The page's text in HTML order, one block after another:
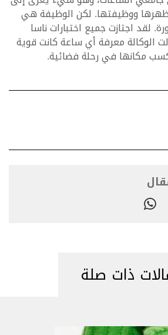
ووظيفتها. لكن الوظيفة هي
321 أسطورة. لقد اجتازت جميع اختبارات ناسا
الوكالة معرفة أي ساعة كانت قوية
مكانها في رحلة فضائية.
ذات صلة